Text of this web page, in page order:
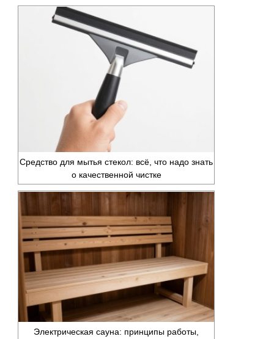
Средство для мытья стекол: всё, что надо знать
о качественной чистке
Электрическая сауна: принципы работы,